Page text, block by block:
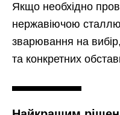
Якщо необхідно
нержавіючою сталлю,
зварювання на
та конкретних